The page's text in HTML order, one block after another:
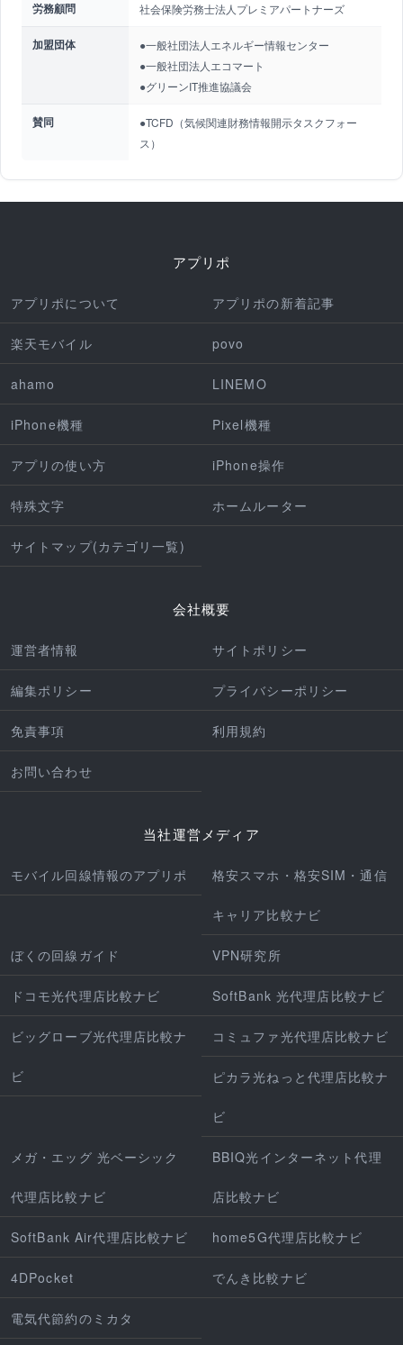
労務顧問 社会保険労務士法人プレミアパートナーズ
加盟団体
●一般社団法人エネルギー情報センター
●一般社団法人エコマート
●グリーンIT推進協議会
賛同
●TCFD（気候関連財務情報開示タスクフォー
ス）
アプリポ
アプリポについて アプリポの新着記事
楽天モバイル povo
ahamo LINEMO
iPhone機種 Pixel機種
アプリの使い方 iPhone操作
特殊文字 ホームルーター
サイトマップ(カテゴリ一覧)
会社概要
運営者情報 サイトポリシー
編集ポリシー プライバシーポリシー
免責事項 利用規約
お問い合わせ
当社運営メディア
モバイル回線情報のアプリポ 格安スマホ・格安SIM・通信
キャリア比較ナビ
ぼくの回線ガイド VPN研究所
ドコモ光代理店比較ナビ SoftBank 光代理店比較ナビ
ビッグローブ光代理店比較ナ
ビ
コミュファ光代理店比較ナビ
ピカラ光ねっと代理店比較ナ
ビ
メガ・エッグ 光ベーシック
代理店比較ナビ
BBIQ光インターネット代理
店比較ナビ
SoftBank Air代理店比較ナビ home5G代理店比較ナビ
4DPocket でんき比較ナビ
電気代節約のミカタ